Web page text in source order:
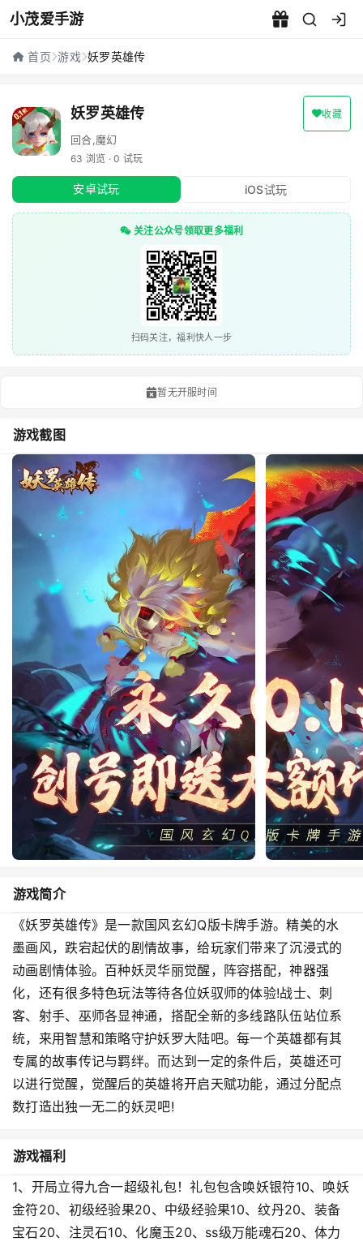
小茂爱手游
妖罗英雄传 - 小茂爱手游
首页 游戏 妖罗英雄传
妖罗英雄传 收藏
回合,魔幻
63 浏览 · 0 试玩
安卓试玩 iOS试玩
关注公众号领取更多福利
扫码关注，福利快人一步
暂无开服时间
游戏截图
游戏简介
《妖罗英雄传》是一款国风玄幻Q版卡牌手游。精美的水
墨画风，跌宕起伏的剧情故事，给玩家们带来了沉浸式的
动画剧情体验。百种妖灵华丽觉醒，阵容搭配，神器强
化，还有很多特色玩法等待各位妖驭师的体验!战士、刺
客、射手、巫师各显神通，搭配全新的多线路队伍站位系
统，来用智慧和策略守护妖罗大陆吧。每一个英雄都有其
专属的故事传记与羁绊。而达到一定的条件后，英雄还可
以进行觉醒，觉醒后的英雄将开启天赋功能，通过分配点
数打造出独一无二的妖灵吧!
游戏福利
1、开局立得九合一超级礼包！礼包包含唤妖银符10、唤妖
金符20、初级经验果20、中级经验果10、纹丹20、装备
宝石20、注灵石10、化魔玉20、ss级万能魂石20、体力